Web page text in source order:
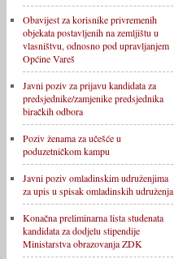
Obavijest za korisnike privremenih
objekata postavljenih na zemljištu u
vlasništvu, odnosno pod upravljanjem
Općine Vareš
Javni poziv za prijavu kandidata za
predsjednike/zamjenike predsjednika
biračkih odbora
Poziv ženama za učešće u
poduzetničkom kampu
Javni poziv omladinskim udruženjima
za upis u spisak omladinskih udruženja
Konačna preliminarna lista studenata
kandidata za dodjelu stipendije
Ministarstva obrazovanja ZDK